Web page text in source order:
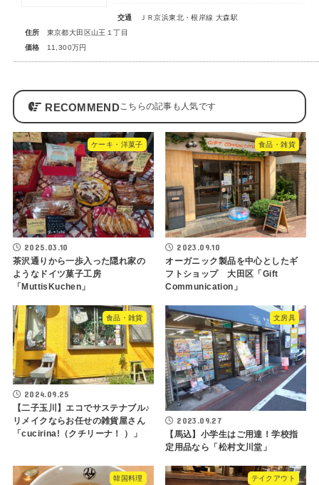
交通
ＪＲ京浜東北・根岸線 大森駅
住所
東京都大田区山王１丁目
価格
11,300万円
RECOMMEND
ケーキ・洋菓子
2025.03.10
茶沢通りから一歩入った隠れ家の
ようなドイツ菓子工房
「MuttisKuchen」
食品・雑貨
2023.09.10
オーガニック製品を中心としたギ
フトショップ 大田区「Gift
Communication」
食品・雑貨
2024.09.25
【二子玉川】エコでサステナブル♪
リメイクならお任せの雑貨屋さん
「cucirina!（クチリーナ！ ）」
文房具
2023.09.27
【馬込】小学生はご用達！学校指
定用品なら「松村文川堂」
韓国料理 テイクアウト